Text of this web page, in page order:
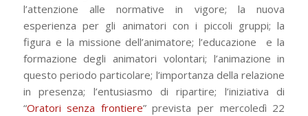
l’attenzione alle normative in vigore; la nuova
esperienza per gli animatori con i piccoli gruppi; la
figura e la missione dell’animatore; l’educazione e la
formazione degli animatori volontari; l’animazione in
questo periodo particolare; l’importanza della relazione
in presenza; l’entusiasmo di ripartire; l’iniziativa di
“Oratori senza frontiere” prevista per mercoledì 22